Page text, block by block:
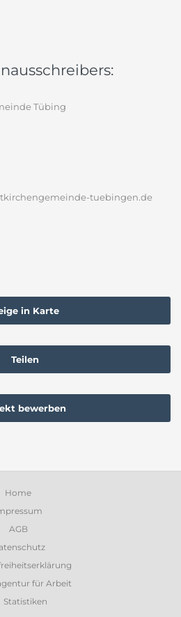
Tübing
tuebingen.de
in Karte
Teilen
bewerben
Home
AGB
für Arbeit
Statistiken